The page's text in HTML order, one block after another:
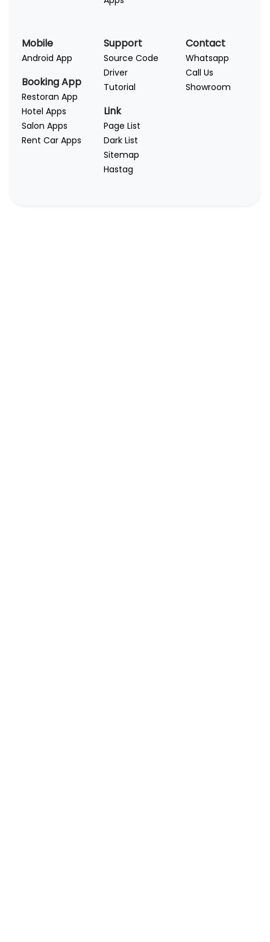
Mobile
Android App
Booking App
Restoran App
Hotel Apps
Salon Apps
Rent Car Apps
Support
Source Code
Driver
Tutorial
Link
Page List
Dark List
Sitemap
Hastag
Contact
Whatsapp
Call Us
Showroom